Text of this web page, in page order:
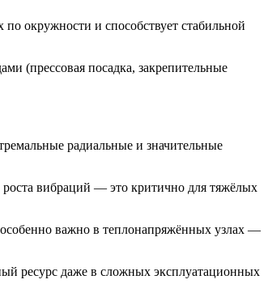
окружности и способствует стабильной
(прессовая посадка, закрепительные
радиальные и значительные
роста вибраций — это критично для тяжёлых
особенно важно в теплонапряжённых узлах —
ресурс даже в сложных эксплуатационных